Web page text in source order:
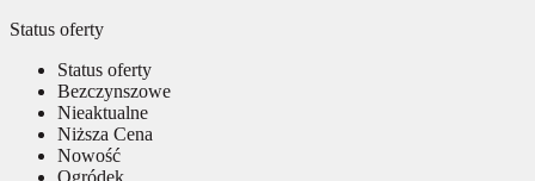
Status oferty
Status oferty
Bezczynszowe
Nieaktualne
Niższa Cena
Nowość
Ogródek